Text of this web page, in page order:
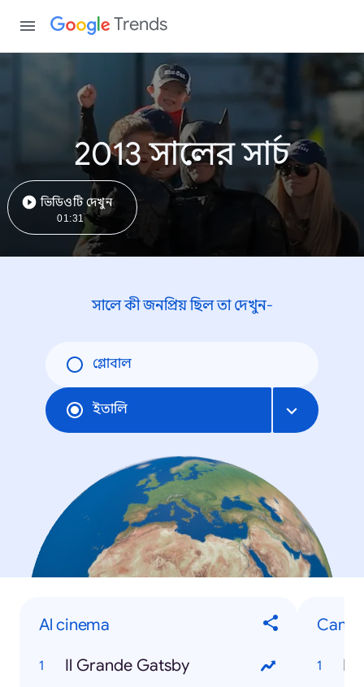
Trends
2013 সালের সার্চ
ভিডিওটি দেখুন
01:31
সালে কী জনপ্রিয় ছিল তা দেখুন-
গ্লোবাল
ইতালি
Al cinema
Il Grande Gatsby